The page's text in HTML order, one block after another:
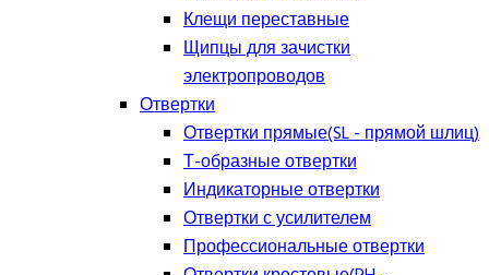
Клещи переставные
Щипцы для зачистки
электропроводов
Отвертки
Отвертки прямые(SL - прямой шлиц)
Т-образные отвертки
Индикаторные отвертки
Отвертки с усилителем
Профессиональные отвертки